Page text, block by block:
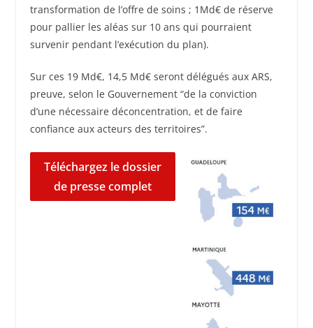
transformation de l’offre de soins ; 1Md€ de réserve
pour pallier les aléas sur 10 ans qui pourraient
survenir pendant l’exécution du plan).
Sur ces 19 Md€, 14,5 Md€ seront délégués aux ARS,
preuve, selon le Gouvernement “de la conviction
d’une nécessaire déconcentration, et de faire
confiance aux acteurs des territoires”.
Téléchargez le dossier
de presse complet